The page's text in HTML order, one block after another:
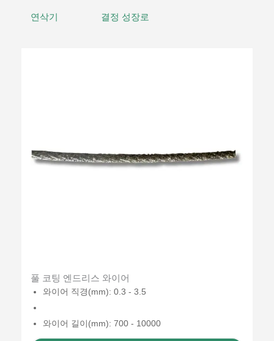
연삭기 결정 성장로
풀 코팅 엔드리스 와이어
와이어 직경(mm): 0.3 - 3.5
와이어 길이(mm): 700 - 10000